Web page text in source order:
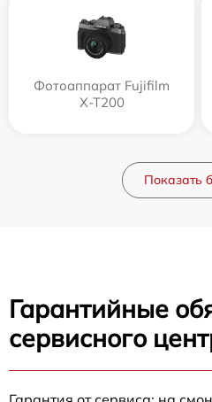
Фотоаппарат Fujifilm
X-T200
Показать
Гарантийные
сервисного